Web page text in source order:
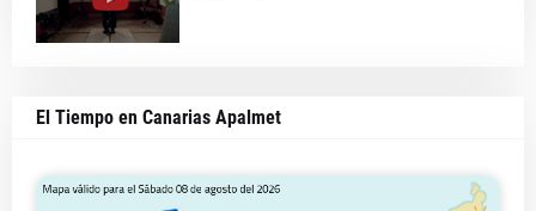
El Tiempo en Canarias Apalmet